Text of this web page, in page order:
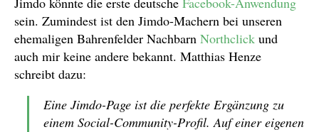
sein. Zumindest ist den Jimdo-Machern bei unseren
ehemaligen Bahrenfelder Nachbarn Northclick und
auch mir keine andere bekannt. Matthias Henze
schreibt dazu:
Eine Jimdo-Page ist die perfekte Ergänzung zu
einem Social-Community-Profil. Auf einer eigenen